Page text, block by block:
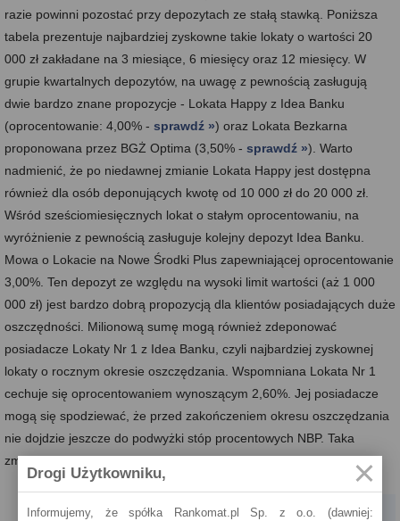
3. Idea Bank Lokata na Nowe Środki Plus- podane oprocentowanie (3,00%) jest
przewidziane dla osób, które wpłaciły nowe środki. Lokata Na Nowe Środki Plus
wymaga otwarcia konta w Idea Banku. Kapitalizacja na koniec okresu oszczędzania.
Lokata Na Nowe Środki Plus jest nieodnawialna.
Kapitalizacja na koniec okresu oszczędzania. Lokata nieodnawialna lub odnawialna (z
oprocentowaniem Lokaty Standardowej).
razie powinni pozostać przy depozytach ze stałą stawką. Poniższa
tabela prezentuje najbardziej zyskowne takie lokaty o wartości 20
000 zł zakładane na 3 miesiące, 6 miesięcy oraz 12 miesięcy. W
grupie kwartalnych depozytów, na uwagę z pewnością zasługują
dwie bardzo znane propozycje - Lokata Happy z Idea Banku
(oprocentowanie: 4,00% - sprawdź ») oraz Lokata Bezkarna
proponowana przez BGŻ Optima (3,50% - sprawdź »). Warto
nadmienić, że po niedawnej zmianie Lokata Happy jest dostępna
również dla osób deponujących kwotę od 10 000 zł do 20 000 zł.
Wśród sześciomiesięcznych lokat o stałym oprocentowaniu, na
wyróżnienie z pewnością zasługuje kolejny depozyt Idea Banku.
Mowa o Lokacie na Nowe Środki Plus zapewniającej oprocentowanie
3,00%. Ten depozyt ze względu na wysoki limit wartości (aż 1 000
000 zł) jest bardzo dobrą propozycją dla klientów posiadających duże
oszczędności. Milionową sumę mogą również zdeponować
posiadacze Lokaty Nr 1 z Idea Banku, czyli najbardziej zyskownej
lokaty o rocznym okresie oszczędzania. Wspomniana Lokata Nr 1
cechuje się oprocentowaniem wynoszącym 2,60%. Jej posiadacze
mogą się spodziewać, że przed zakończeniem okresu oszczędzania
nie dojdzie jeszcze do podwyżki stóp procentowych NBP. Taka
zmiana jest znacznie bardziej prawdopodobna w 2020 r.
Drogi Użytkowniku,
Informujemy, że spółka Rankomat.pl Sp. z o.o. (dawniej: